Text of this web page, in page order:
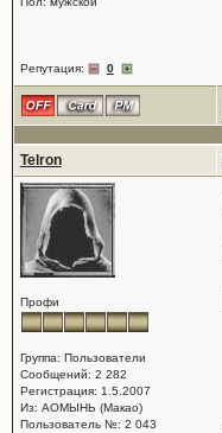
Репутация: 0
Telron
Профи
Группа: Пользователи
Сообщений: 2 282
Регистрация: 1.5.2007
Из: АОМЫНЬ (Макао)
Пользователь №: 2 043